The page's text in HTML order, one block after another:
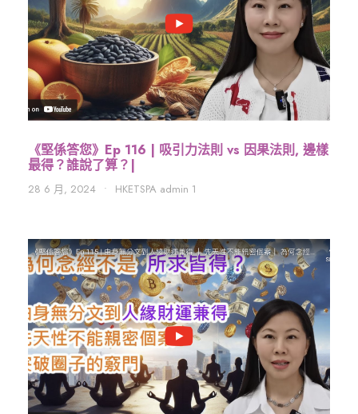
《堅係答您》Ep 116 | 吸引力法則 vs 因果法則, 邊樣
最得？誰說了算？|
28 6 月, 2024 • HKETSPA admin 1